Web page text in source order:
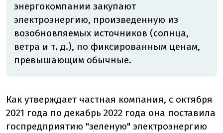
энергокомпании закупают
электроэнергию, произведенную из
возобновляемых источников (солнца,
ветра и т. д.), по фиксированным ценам,
превышающим обычные.
Как утверждает частная компания, с октября
2021 года по декабрь 2022 года она поставила
госпредприятию "зеленую" электроэнергию